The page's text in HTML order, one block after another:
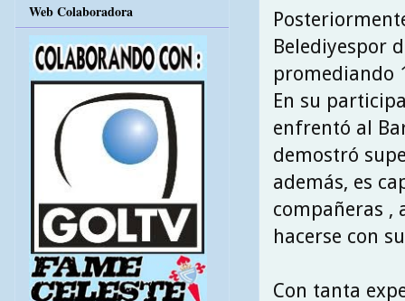
Belediyespor
promediando
En su
enfrentó al
demostró
además, es
compañeras ,
hacerse con
Con tanta
Web Colaboradora